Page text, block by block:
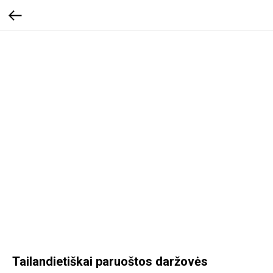
Tailandietiškai paruoštos daržovės